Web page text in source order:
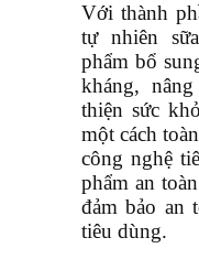
Với thành
tự nhiên
phẩm bổ
kháng,
thiện sức
một cách
công nghệ
phẩm an
đảm bảo an
tiêu dùng.